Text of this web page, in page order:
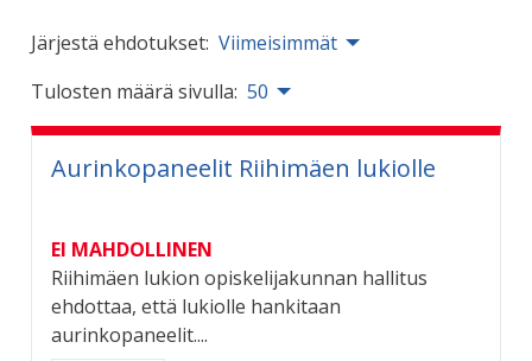
Järjestä ehdotukset: Viimeisimmät
Tulosten määrä sivulla: 50
Aurinkopaneelit Riihimäen lukiolle
EI MAHDOLLINEN
Riihimäen lukion opiskelijakunnan hallitus
ehdottaa, että lukiolle hankitaan
aurinkopaneelit....